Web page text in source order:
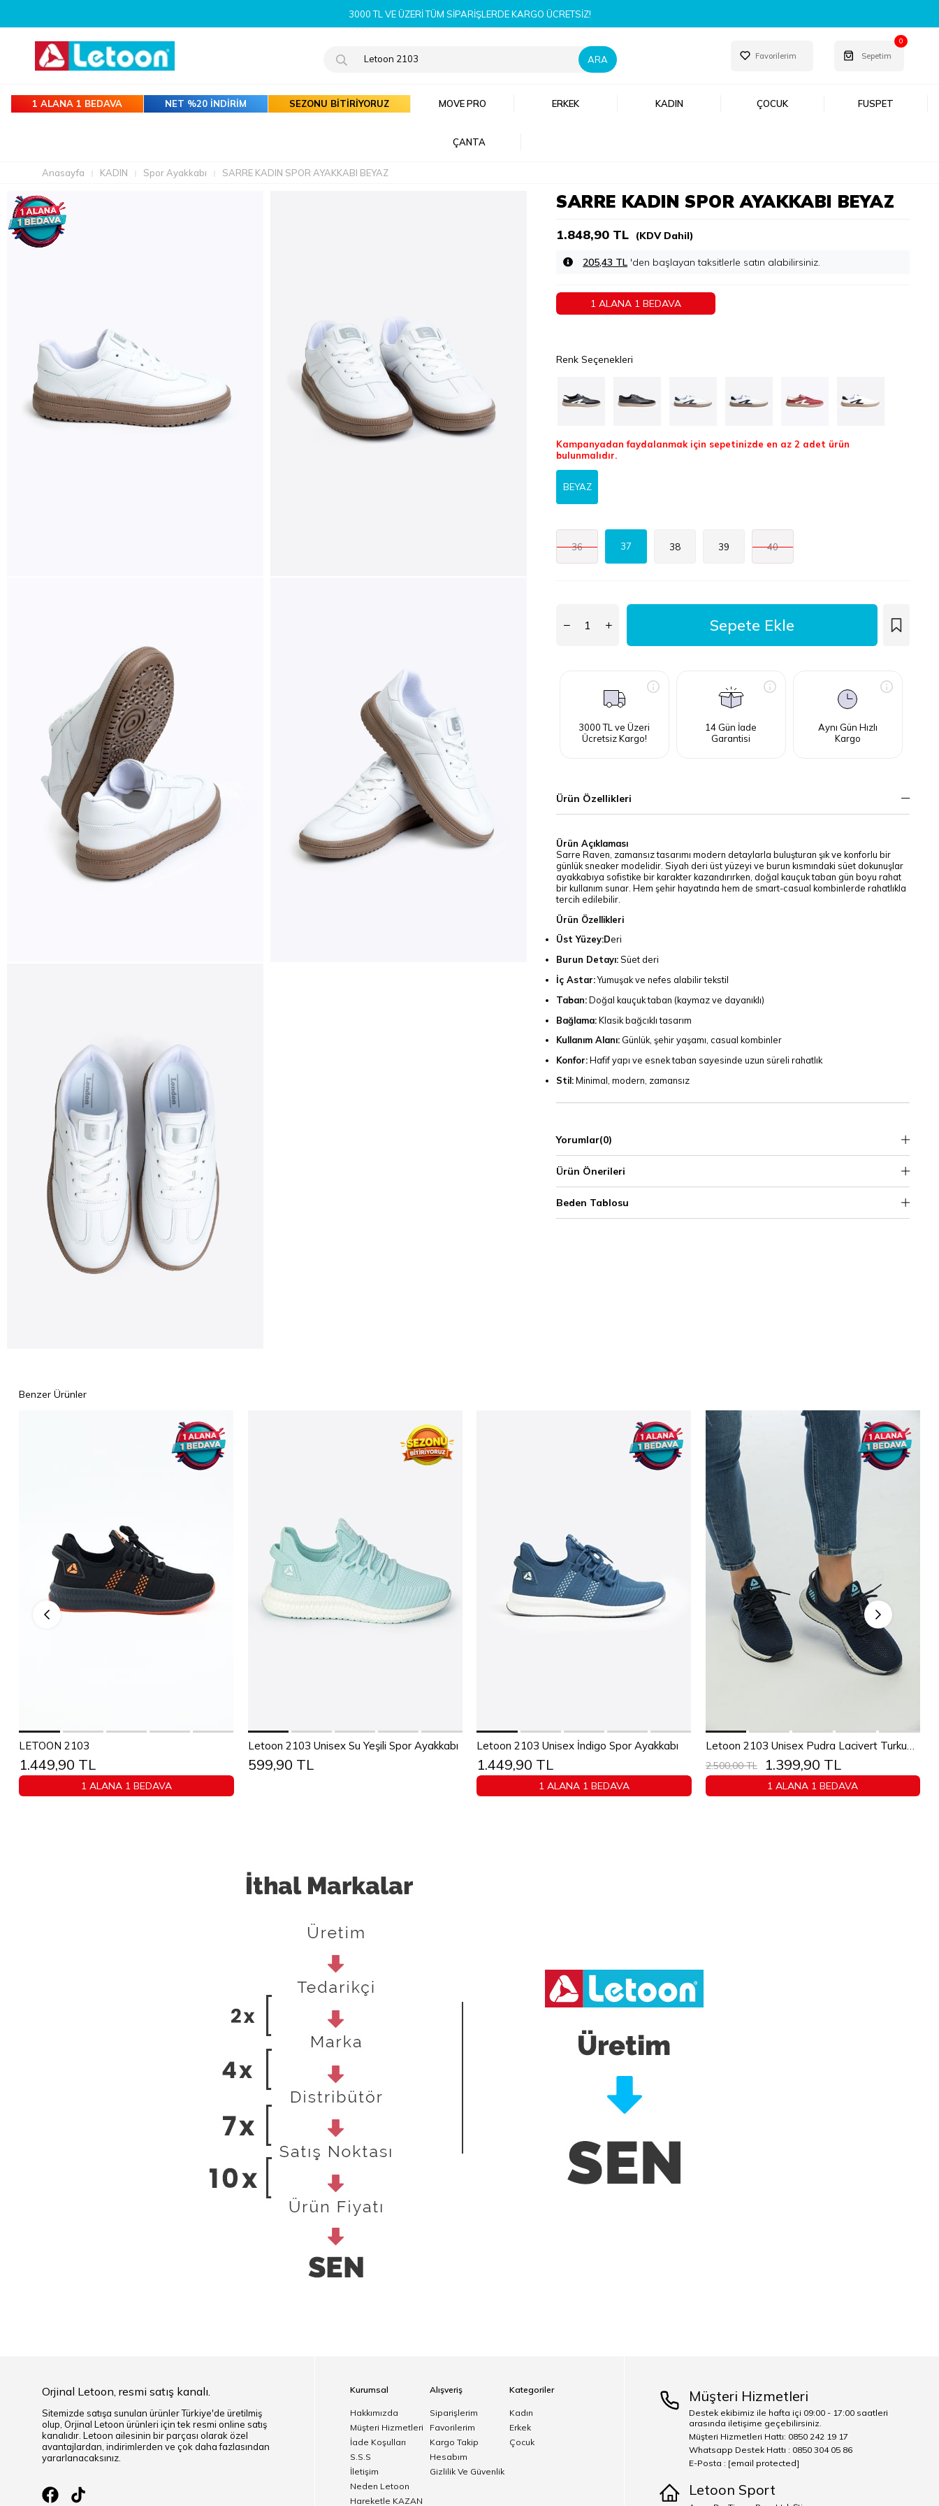
YENI SEZON ÜRÜNLERI ŞIMDI KEŞFET!
Favorilerim Sepetim
0
1 ALANA 1 BEDAVA NET %20 İNDİRİM SEZONU BİTİRİYORUZ MOVE PRO ERKEK KADIN ÇOCUK FUSPET
ÇANTA
Anasayfa KADIN Spor Ayakkabı SARRE KADIN SPOR AYAKKABI BEYAZ
SARRE KADIN SPOR AYAKKABI BEYAZ
1.848,90 TL (KDV Dahil)
205,43 TL 'den başlayan taksitlerle
1 ALANA 1 BEDAVA
Renk Seçenekleri
Kampanyadan faydalanmak için sepetinizde en az 2 adet ürün
bulunmalıdır.
BEYAZ
36 37 38 39 40
3000 TL ve Üzeri
Ücretsiz Kargo!
14 Gün İade
Garantisi
Aynı Gün Hızlı
Kargo
Ürün Özellikleri
Ürün Açıklaması
Sarre Raven, zamansız tasarımı modern detaylarla buluşturan şık ve konforlu bir
günlük sneaker modelidir. Siyah deri üst yüzeyi ve burun kısmındaki süet dokunuşlar
ayakkabıya sofistike bir karakter kazandırırken, doğal kauçuk taban gün boyu rahat
bir kullanım sunar. Hem şehir hayatında hem de smart-casual kombinlerde rahatlıkla
tercih edilebilir.
Ürün Özellikleri
Üst Yüzey:Deri
Burun Detayı:Süet deri
İç Astar:Yumuşak ve nefes alabilir tekstil
Taban:Doğal kauçuk taban (kaymaz ve dayanıklı)
Bağlama:Klasik bağcıklı tasarım
Kullanım Alanı: Günlük, şehir yaşamı, casual kombinler
Konfor:Hafif yapı ve esnek taban sayesinde uzun süreli rahatlık
Stil:Minimal, modern, zamansız
Yorumlar(0)
Ürün Önerileri
Beden Tablosu
Benzer Ürünler
36 37 38
LETOON 2103
1.449,90 TL
1 ALANA 1 BEDAVA
Sepete Ekle
37 38 39 40 41 42
43
Letoon 2103 Unisex Su Yeşili Spor Ayakkabı
599,90 TL
Sepete Ekle
37 38 39 40
43
Letoon 2103 Unisex İndigo Spor Ayakkabı
1.449,90 TL
1 ALANA 1 BEDAVA
Sepete Ekle
37 38 40 42
43
44
45
1.399,90 TL
2.500,00 TL
1 ALANA 1 BEDAVA
Orjinal Letoon, resmi satış kanalı.
Sitemizde satışa sunulan ürünler Türkiye'de üretilmiş
olup, Orjinal Letoon ürünleri için tek resmi online satış
kanalıdır. Letoon ailesinin bir parçası olarak özel
avantajlardan, indirimlerden ve çok daha fazlasından
yararlanacaksınız.
Kurumsal
Hakkımızda
Müşteri Hizmetleri
İade Koşulları
S.S.S
İletişim
Neden Letoon
Hareketle KAZAN
Alışveriş
Siparişlerim
Favorilerim
Kargo Takip
Hesabım
Gizlilik Ve Güvenlik
Kategoriler
Kadın
Erkek
Çocuk
Müşteri Hizmetleri
Destek ekibimiz ile hafta içi 09:00 - 17:00 saatleri
arasında iletişime geçebilirsiniz.
Müşteri Hizmetleri Hattı: 0850 242 19 17
Whatsapp Destek Hattı : 0850 304 05 86
E-Posta : [email protected]
Letoon Sport